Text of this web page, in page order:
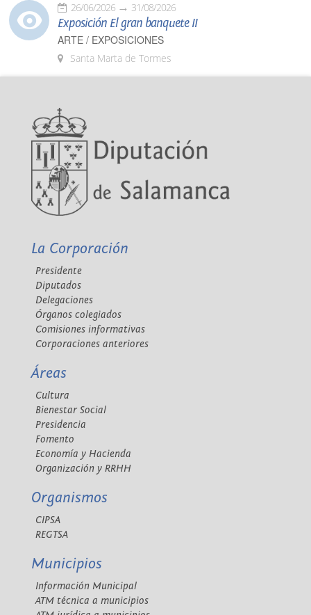
26/06/2026 31/08/2026
Exposición El gran banquete II
ARTE / EXPOSICIONES
Santa Marta de Tormes
La Corporación
Presidente
Diputados
Delegaciones
Órganos colegiados
Comisiones informativas
Corporaciones anteriores
Áreas
Cultura
Bienestar Social
Presidencia
Fomento
Economía y Hacienda
Organización y RRHH
Organismos
CIPSA
REGTSA
Municipios
Información Municipal
ATM técnica a municipios